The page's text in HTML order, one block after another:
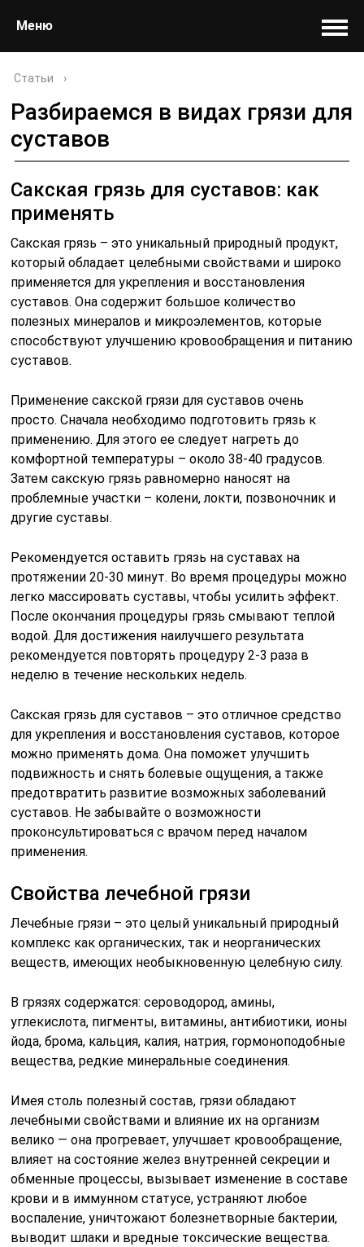
Меню
Статьи ›
Разбираемся в видах грязи для
суставов
Сакская грязь для суставов: как
применять
Сакская грязь – это уникальный природный продукт,
который обладает целебными свойствами и широко
применяется для укрепления и восстановления
суставов. Она содержит большое количество
полезных минералов и микроэлементов, которые
способствуют улучшению кровообращения и питанию
суставов.
Применение сакской грязи для суставов очень
просто. Сначала необходимо подготовить грязь к
применению. Для этого ее следует нагреть до
комфортной температуры – около 38-40 градусов.
Затем сакскую грязь равномерно наносят на
проблемные участки – колени, локти, позвоночник и
другие суставы.
Рекомендуется оставить грязь на суставах на
протяжении 20-30 минут. Во время процедуры можно
легко массировать суставы, чтобы усилить эффект.
После окончания процедуры грязь смывают теплой
водой. Для достижения наилучшего результата
рекомендуется повторять процедуру 2-3 раза в
неделю в течение нескольких недель.
Сакская грязь для суставов – это отличное средство
для укрепления и восстановления суставов, которое
можно применять дома. Она поможет улучшить
подвижность и снять болевые ощущения, а также
предотвратить развитие возможных заболеваний
суставов. Не забывайте о возможности
проконсультироваться с врачом перед началом
применения.
Свойства лечебной грязи
Лечебные грязи – это целый уникальный природный
комплекс как органических, так и неорганических
веществ, имеющих необыкновенную целебную силу.
В грязях содержатся: сероводород, амины,
углекислота, пигменты, витамины, антибиотики, ионы
йода, брома, кальция, калия, натрия, гормоноподобные
вещества, редкие минеральные соединения.
Имея столь полезный состав, грязи обладают
лечебными свойствами и влияние их на организм
велико — она прогревает, улучшает кровообращение,
влияет на состояние желез внутренней секреции и
обменные процессы, вызывает изменение в составе
крови и в иммунном статусе, устраняют любое
воспаление, уничтожают болезнетворные бактерии,
выводит шлаки и вредные токсические вещества.